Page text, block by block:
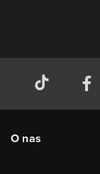
O nas